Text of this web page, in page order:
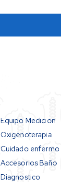
Equipo Medicion
Oxigenoterapia
Cuidado enfermo
Accesorios Baño
Diagnostico